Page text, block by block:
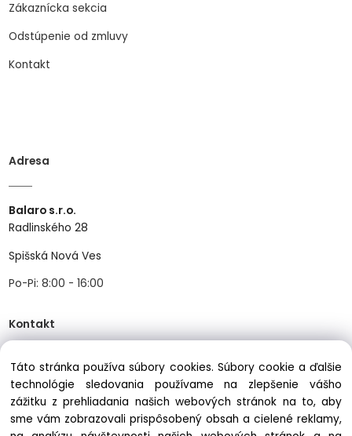
Zákaznícka sekcia
Odstúpenie od zmluvy
Kontakt
Adresa
Balaro s.r.o.
Radlinského 28
Spišská Nová Ves
Po-Pi: 8:00 - 16:00
Kontakt
Tel:+421534466489
Mail:info@balastav.sk
Táto stránka používa súbory cookies. Súbory cookie a ďalšie
technológie sledovania používame na zlepšenie vášho
zážitku z prehliadania našich webových stránok na to, aby
sme vám zobrazovali prispôsobený obsah a cielené reklamy,